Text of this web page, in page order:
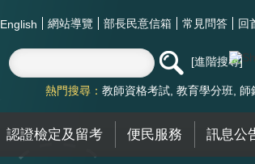
English 網站導覽 部長民意信箱 常見問答 回
進階搜尋
熱門搜尋： 教師資格考試 教育學分班 師
認證檢定及留考 便民服務 訊息公